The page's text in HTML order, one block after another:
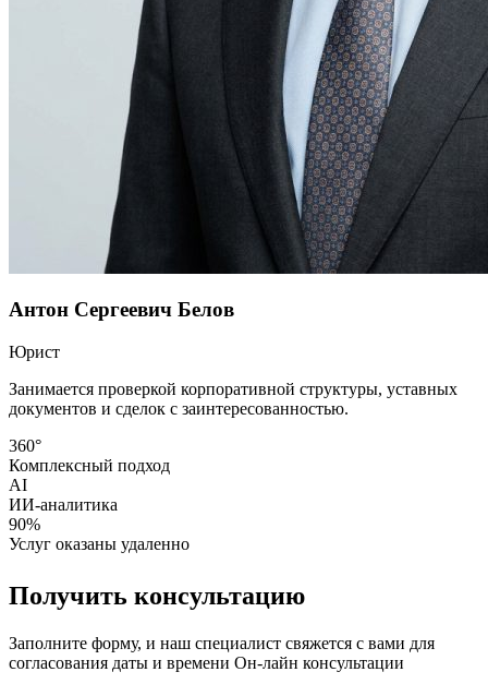
Антон Сергеевич Белов
Юрист
Занимается проверкой корпоративной структуры, уставных
документов и сделок с заинтересованностью.
360°
Комплексный подход
AI
ИИ-аналитика
90%
Услуг оказаны удаленно
Получить консультацию
Заполните форму, и наш специалист свяжется с вами для
согласования даты и времени Он-лайн консультации